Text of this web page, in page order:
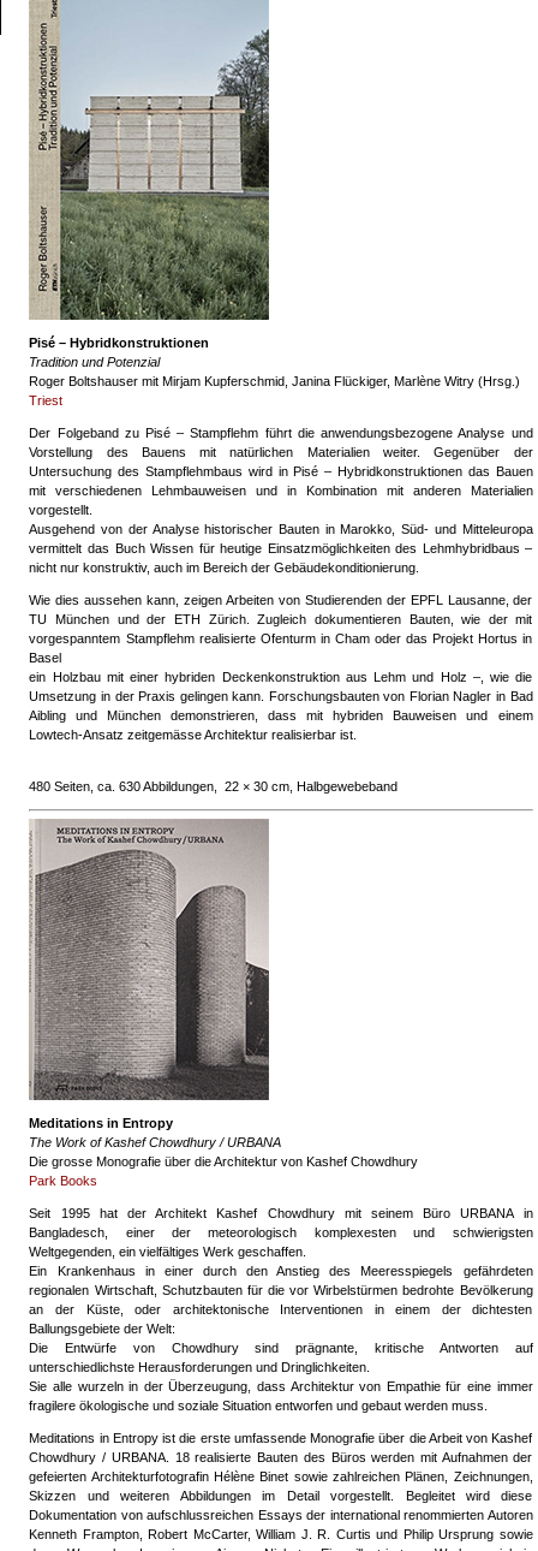
Pisé – Hybridkonstruktionen
Tradition und Potenzial
Roger Boltshauser mit Mirjam Kupferschmid, Janina Flückiger, Marlène Witry (Hrsg.)
Triest
Der Folgeband zu Pisé – Stampflehm führt die anwendungsbezogene Analyse und
Vorstellung des Bauens mit natürlichen Materialien weiter. Gegenüber der
Untersuchung des Stampflehmbaus wird in Pisé – Hybridkonstruktionen das Bauen
mit verschiedenen Lehmbauweisen und in Kombination mit anderen Materialien
vorgestellt.
Ausgehend von der Analyse historischer Bauten in Marokko, Süd- und Mitteleuropa
vermittelt das Buch Wissen für heutige Einsatzmöglichkeiten des Lehmhybridbaus –
nicht nur konstruktiv, auch im Bereich der Gebäudekonditionierung.
Wie dies aussehen kann, zeigen Arbeiten von Studierenden der EPFL Lausanne, der
TU München und der ETH Zürich. Zugleich dokumentieren Bauten, wie der mit
vorgespanntem Stampflehm realisierte Ofenturm in Cham oder das Projekt Hortus in
Basel
ein Holzbau mit einer hybriden Deckenkonstruktion aus Lehm und Holz –, wie die
Umsetzung in der Praxis gelingen kann. Forschungsbauten von Florian Nagler in Bad
Aibling und München demonstrieren, dass mit hybriden Bauweisen und einem
Lowtech-Ansatz zeitgemässe Architektur realisierbar ist.
480 Seiten, ca. 630 Abbildungen, 22 × 30 cm, Halbgewebeband
Meditations in Entropy
The Work of Kashef Chowdhury / URBANA
Die grosse Monografie über die Architektur von Kashef Chowdhury
Park Books
Seit 1995 hat der Architekt Kashef Chowdhury mit seinem Büro URBANA in
Bangladesch, einer der meteorologisch komplexesten und schwierigsten
Weltgegenden, ein vielfältiges Werk geschaffen.
Ein Krankenhaus in einer durch den Anstieg des Meeresspiegels gefährdeten
regionalen Wirtschaft, Schutzbauten für die vor Wirbelstürmen bedrohte Bevölkerung
an der Küste, oder architektonische Interventionen in einem der dichtesten
Ballungsgebiete der Welt:
Die Entwürfe von Chowdhury sind prägnante, kritische Antworten auf
unterschiedlichste Herausforderungen und Dringlichkeiten.
Sie alle wurzeln in der Überzeugung, dass Architektur von Empathie für eine immer
fragilere ökologische und soziale Situation entworfen und gebaut werden muss.
Meditations in Entropy ist die erste umfassende Monografie über die Arbeit von Kashef
Chowdhury / URBANA. 18 realisierte Bauten des Büros werden mit Aufnahmen der
gefeierten Architekturfotografin Hélène Binet sowie zahlreichen Plänen, Zeichnungen,
Skizzen und weiteren Abbildungen im Detail vorgestellt. Begleitet wird diese
Dokumentation von aufschlussreichen Essays der international renommierten Autoren
Kenneth Frampton, Robert McCarter, William J. R. Curtis und Philip Ursprung sowie